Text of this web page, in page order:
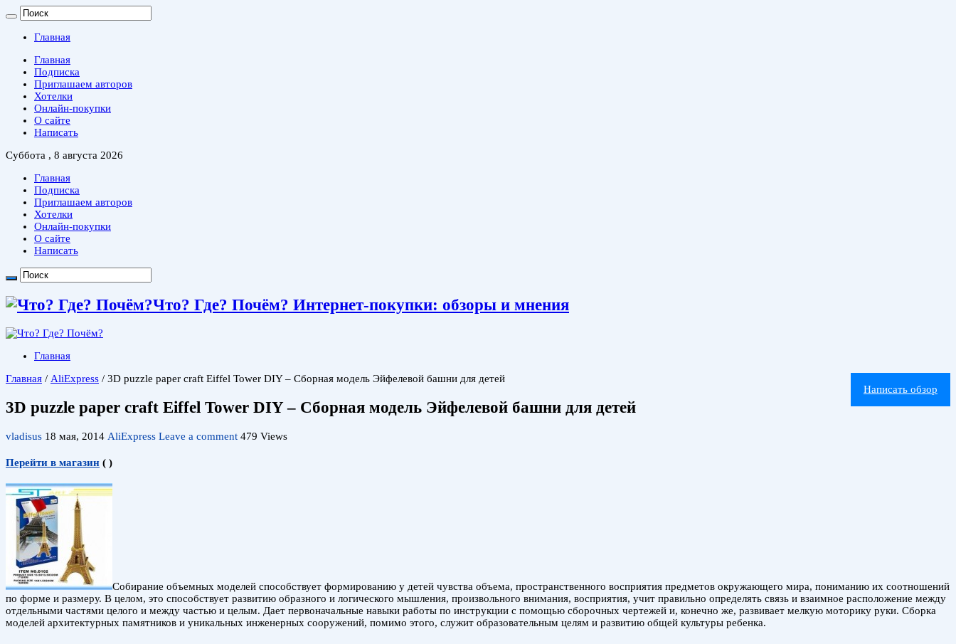
Главная
Главная
Подписка
Приглашаем авторов
Хотелки
Онлайн-покупки
О сайте
Написать
Суббота , 8 августа 2026
Главная
Подписка
Приглашаем авторов
Хотелки
Онлайн-покупки
О сайте
Написать
Что? Где? Почём? Интернет-покупки: обзоры и мнения
Главная
Написать обзор
Главная / AliExpress / 3D puzzle paper craft Eiffel Tower DIY – Сборная модель Эйфелевой башни для детей
3D puzzle paper craft Eiffel Tower DIY – Сборная модель Эйфелевой башни для детей
vladisus 18 мая, 2014 AliExpress Leave a comment 479 Views
Перейти в магазин ( )
Собирание объемных моделей способствует формированию у детей чувства объема, пространственного восприятия предметов окружающего мира, пониманию их соотношений
по форме и размеру. В целом, это способствует развитию образного и логического мышления, произвольного внимания, восприятия, учит правильно определять связь и взаимное расположение между
отдельными частями целого и между частью и целым. Дает первоначальные навыки работы по инструкции с помощью сборочных чертежей и, конечно же, развивает мелкую моторику руки. Сборка
моделей архитектурных памятников и уникальных инженерных сооружений, помимо этого, служит образовательным целям и развитию общей культуры ребенка.